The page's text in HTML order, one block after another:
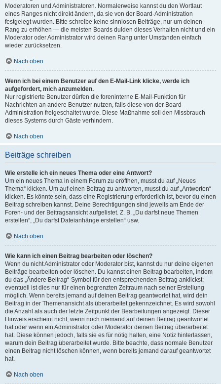
Moderatoren und Administratoren. Normalerweise kannst du den Wortlaut
eines Ranges nicht direkt ändern, da sie von der Board-Administration
festgelegt wurden. Bitte schreibe keine sinnlosen Beiträge, nur um deinen
Rang zu erhöhen — die meisten Boards dulden dieses Verhalten nicht und ein
Moderator oder Administrator wird deinen Rang unter Umständen einfach
wieder zurücksetzen.
Nach oben
Wenn ich bei einem Benutzer auf den E-Mail-Link klicke, werde ich
aufgefordert, mich anzumelden.
Nur registrierte Benutzer dürfen die foreninterne E-Mail-Funktion für
Nachrichten an andere Benutzer nutzen, falls diese von der Board-
Administration freigeschaltet wurde. Diese Maßnahme soll den Missbrauch
dieses Systems durch Gäste verhindern.
Nach oben
Beiträge schreiben
Wie erstelle ich ein neues Thema oder eine Antwort?
Um ein neues Thema in einem Forum zu eröffnen, musst du auf „Neues
Thema“ klicken. Um auf einen Beitrag zu antworten, musst du auf „Antworten“
klicken. Es könnte sein, dass eine Registrierung erforderlich ist, bevor du einen
Beitrag schreiben kannst. Deine Berechtigungen sind jeweils am Ende der
Foren- und der Beitragsansicht aufgelistet. Z. B. „Du darfst neue Themen
erstellen“, „Du darfst Dateianhänge erstellen“ usw.
Nach oben
Wie kann ich einen Beitrag bearbeiten oder löschen?
Wenn du nicht Administrator oder Moderator bist, kannst du nur deine eigenen
Beiträge bearbeiten oder löschen. Du kannst einen Beitrag bearbeiten, indem
du das „Ändere Beitrag“-Symbol für den entsprechenden Beitrag anklickst;
eventuell ist dies nur für einen begrenzten Zeitraum nach seiner Erstellung
möglich. Wenn bereits jemand auf deinen Beitrag geantwortet hat, wird dein
Beitrag in der Themenansicht als überarbeitet gekennzeichnet. Es wird sowohl
die Anzahl als auch der letzte Zeitpunkt der Bearbeitungen angezeigt. Dieser
Hinweis erscheint nicht, wenn noch niemand auf deinen Beitrag geantwortet
hat oder wenn ein Administrator oder Moderator deinen Beitrag überarbeitet
hat. Diese können jedoch, falls sie es für nötig halten, eine Notiz hinterlassen,
warum dein Beitrag überarbeitet wurde. Bitte beachte, dass normale Benutzer
einen Beitrag nicht löschen können, wenn bereits jemand darauf geantwortet
hat.
Nach oben